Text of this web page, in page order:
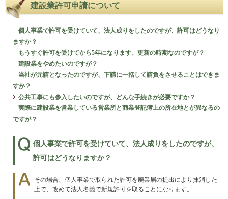
建設業許可申請について
個人事業で許可を受けていて、法人成りをしたのですが、許可はどうなり
ますか？
もうすぐ許可を受けてから5年になります。更新の時期なのですが？
建設業をやめたいのですが？
当社が元請となったのですが、下請に一括して請負をさせることはできま
すか？
公共工事にも参入したいのですが、どんな手続きが必要ですか？
実際に建設業を営業している営業所と商業登記簿上の所在地とが異なるの
ですが？
個人事業で許可を受けていて、法人成りをしたのですが、
許可はどうなりますか？
その場合、個人事業で取られた許可を廃業届の提出により抹消した
上で、改めて法人名義で新規許可を取ることになります。